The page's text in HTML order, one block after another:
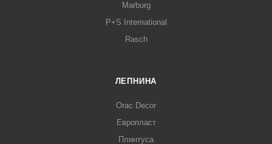
Marburg
P+S International
Rasch
ЛЕПНИНА
Orac Decor
Европласт
Плинтуса